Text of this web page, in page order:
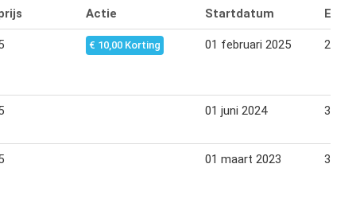
Actie Startdatum
€ 10,00 Korting 01 februari 2025 28
01 juni 2024 30
01 maart 2023 31